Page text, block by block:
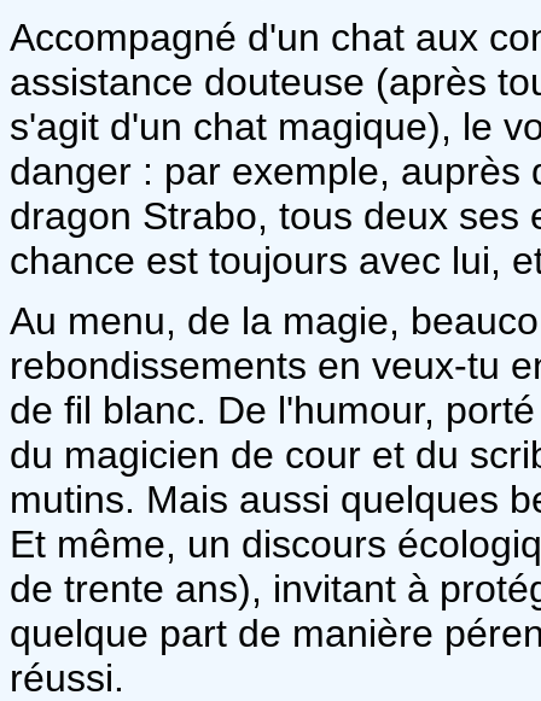
Accompagné d'un chat aux
assistance douteuse (après
s'agit d'un chat magique), le
danger : par exemple, auprès
dragon Strabo, tous deux ses
chance est toujours avec lui,
Au menu, de la magie,
rebondissements en veux-tu
de fil blanc. De l'humour,
du magicien de cour et du
mutins. Mais aussi quelques
Et même, un discours
de trente ans), invitant à
quelque part de manière
réussi.